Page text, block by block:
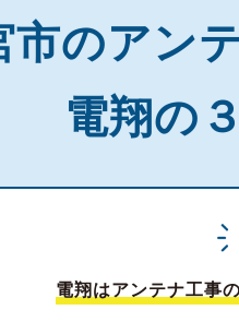
市のアン
電翔の
電翔はアンテナ工事